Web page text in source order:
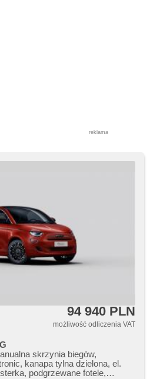
reklama
94 940 PLN
możliwość odliczenia VAT
skrzynia biegów,
kanapa tylna dzielona, el.
podgrzewane fotele,